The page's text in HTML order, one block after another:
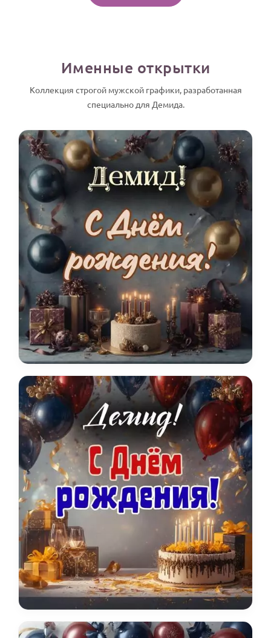
Именные открытки
Коллекция строгой мужской графики, разработанная
специально для Демида.